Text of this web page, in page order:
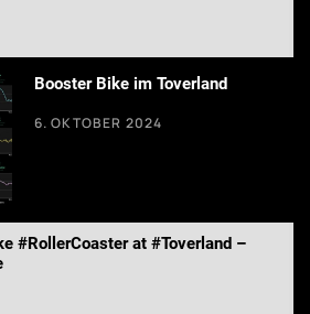
Booster Bike im Toverland
6. OKTOBER 2024
#RollerCoaster at #Toverland –